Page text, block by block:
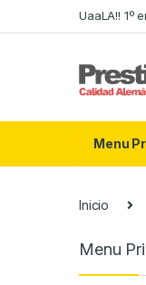
to
to
UaaLA!! 1º
Menu
Inicio
Menu